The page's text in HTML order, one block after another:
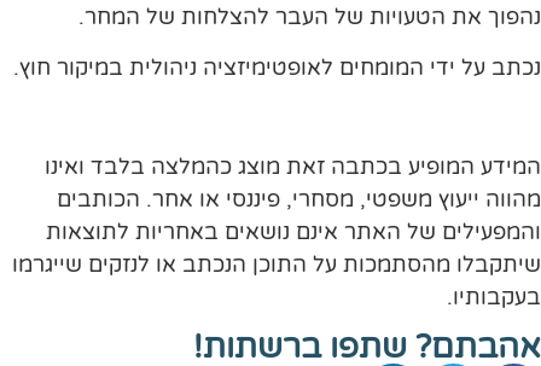
נהפוך את הטעויות של העבר להצלחות של המחר.
נכתב על ידי המומחים לאופטימיזציה ניהולית במיקור חוץ.
המידע המופיע בכתבה זאת מוצג כהמלצה בלבד ואינו
מהווה ייעוץ משפטי, מסחרי, פיננסי או אחר. הכותבים
והמפעילים של האתר אינם נושאים באחריות לתוצאות
שיתקבלו מהסתמכות על התוכן הנכתב או לנזקים שייגרמו
בעקבותיו.
אהבתם? שתפו ברשתות!